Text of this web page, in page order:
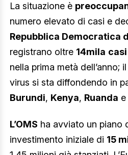
La situazione è
numero elevato di casi e
Repubblica Democratica
registrano oltre 14mila casi
nella prima metà dell’anno;
virus si sta diffondendo in
Burundi, Kenya, Ruanda e
L’OMS ha avviato un piano
investimento iniziale di 15